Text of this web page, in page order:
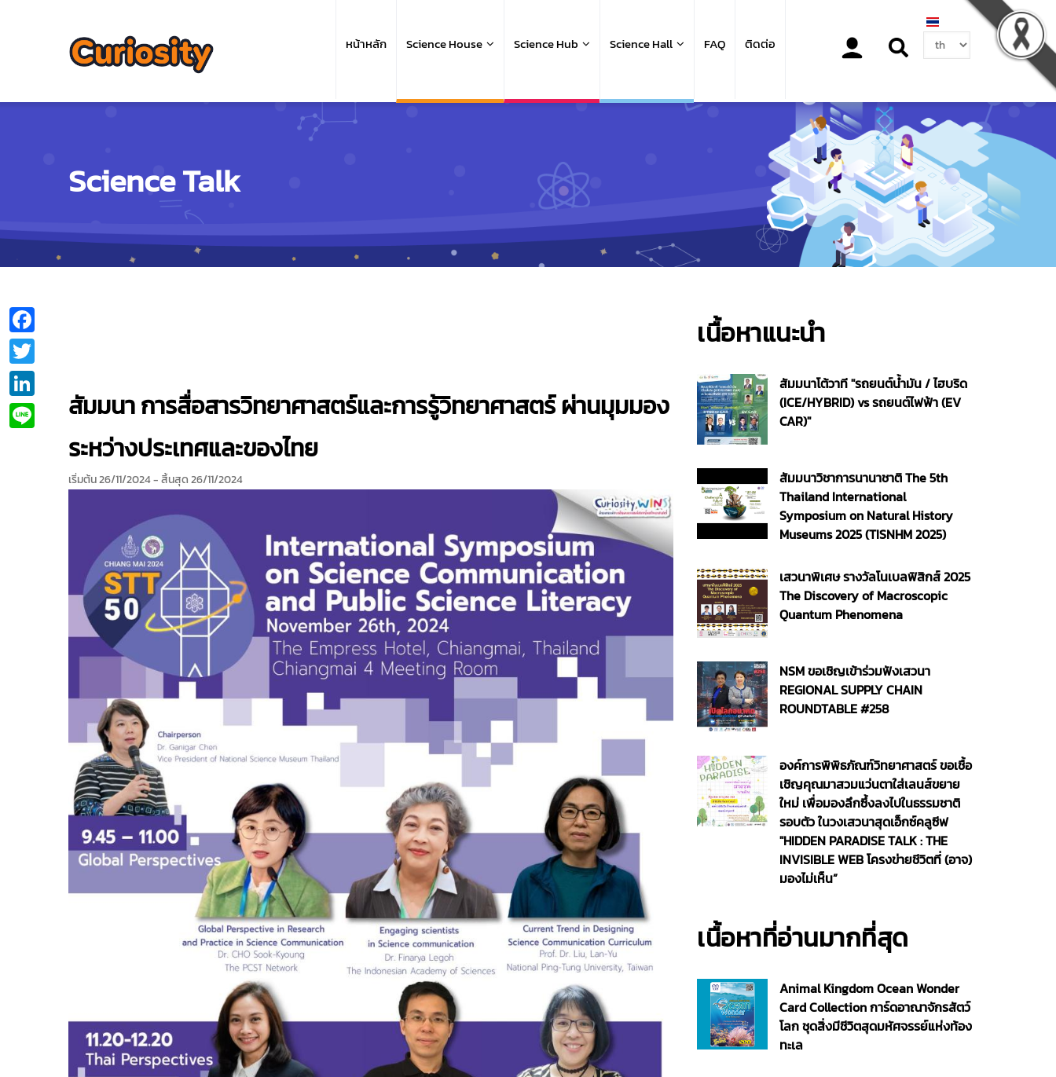
navigation
หน้าหลัก Science House Science Hub Science Hall FAQ ติดต่อ
Select
your
Science Talk
สัมมนา การสื่อสารวิทยาศาสตร์และการรู้วิทยาศาสตร์ ผ่านมุมมอง
ระหว่างประเทศและของไทย
เริ่มต้น 26/11/2024- สิ้นสุด 26/11/2024
เนื้อหาแนะนำ
สัมมนาโต้วาที "รถยนต์น้ำมัน / ไฮบริด
(ICE/HYBRID) vs รถยนต์ไฟฟ้า (EV
CAR)"
สัมมนาวิชาการนานาชาติ The 5th
Thailand International
Symposium on Natural History
Museums 2025 (TISNHM 2025)
เสวนาพิเศษ รางวัลโนเบลฟิสิกส์ 2025
The Discovery of Macroscopic
Quantum Phenomena
NSM ขอเชิญเข้าร่วมฟังเสวนา
REGIONAL SUPPLY CHAIN
ROUNDTABLE #258
องค์การพิพิธภัณฑ์วิทยาศาสตร์ ขอเชื้อ
เชิญคุณมาสวมแว่นตาใส่เลนส์ขยาย
ใหม่ เพื่อมองลึกซึ้งลงไปในธรรมชาติ
รอบตัว ในวงเสวนาสุดเอ็กซ์คลูซีฟ
"HIDDEN PARADISE TALK : THE
INVISIBLE WEB โครงข่ายชีวิตที่ (อาจ)
มองไม่เห็น”
เนื้อหาที่อ่านมากที่สุด
Animal Kingdom Ocean Wonder
Card Collection การ์ดอาณาจักรสัตว์
โลก ชุดสิ่งมีชีวิตสุดมหัศจรรย์แห่งท้อง
ทะเล